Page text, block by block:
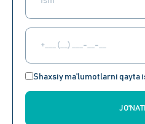
Shaxsiy ma'lumotlarni qayta